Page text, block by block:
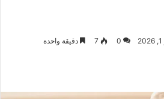
0
7 دقيقة واحدة